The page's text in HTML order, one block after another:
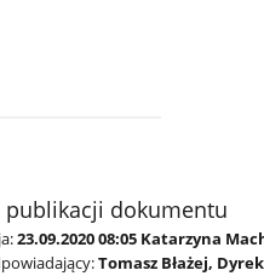
dokumentu
23.09.2020 08:05 Katarzyna
Tomasz Błażej,